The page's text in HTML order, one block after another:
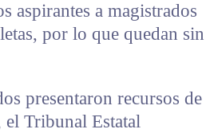
aspirantes a magistrados
por lo que quedan sin
presentaron recursos de
Tribunal Estatal